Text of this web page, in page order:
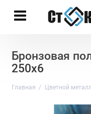
Бронзовая
250х6
Главная Цветной